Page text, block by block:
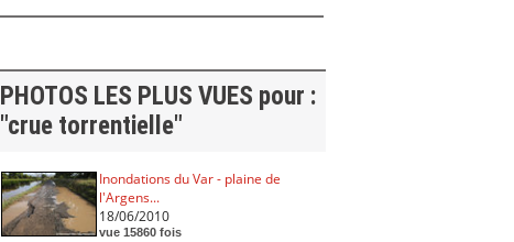
PHOTOS LES PLUS VUES pour :
"crue torrentielle"
Inondations du Var - plaine de
l'Argens...
18/06/2010
vue 15860 fois